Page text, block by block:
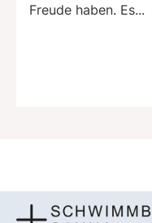
Freude haben. Es...